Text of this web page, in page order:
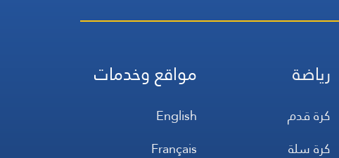
رياضة
كرة قدم
كرة سلة
مواقع وخدمات
English
Français